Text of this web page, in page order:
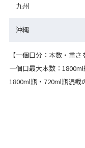
九州
沖縄
【一個口分：本数・重
一個口最大本数：
1800ml瓶・720ml瓶混載